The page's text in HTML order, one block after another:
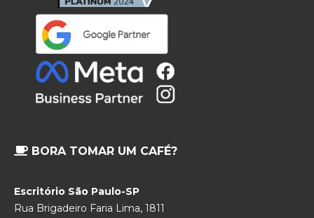
BORA TOMAR UM CAFÉ?
Escritório São Paulo-SP
Rua Brigadeiro Faria Lima, 1811